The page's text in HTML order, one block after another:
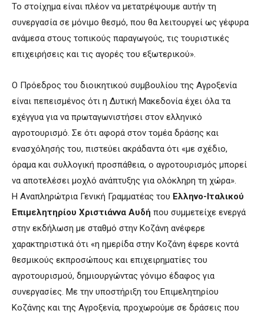
Το στοίχημα είναι πλέον να μετατρέψουμε αυτήν τη
συνεργασία σε μόνιμο θεσμό, που θα λειτουργεί ως γέφυρα
ανάμεσα στους τοπικούς παραγωγούς, τις τουριστικές
επιχειρήσεις και τις αγορές του εξωτερικού».
Ο Πρόεδρος του διοικητικού συμβουλίου της Αγροξενία
είναι πεπεισμένος ότι η Δυτική Μακεδονία έχει όλα τα
εχέγγυα για να πρωταγωνιστήσει στον ελληνικό
αγροτουρισμό. Σε ότι αφορά στον τομέα δράσης και
ενασχόλησής του, πιστεύει ακράδαντα ότι «με σχέδιο,
όραμα και συλλογική προσπάθεια, ο αγροτουρισμός μπορεί
να αποτελέσει μοχλό ανάπτυξης για ολόκληρη τη χώρα».
Η Αναπληρώτρια Γενική Γραμματέας του Ελληνο-Ιταλικού
Επιμελητηρίου Χριστιάννα Αυδή που συμμετείχε ενεργά
στην εκδήλωση με σταθμό στην Κοζάνη ανέφερε
χαρακτηριστικά ότι «η ημερίδα στην Κοζάνη έφερε κοντά
θεσμικούς εκπροσώπους και επιχειρηματίες του
αγροτουρισμού, δημιουργώντας γόνιμο έδαφος για
συνεργασίες. Με την υποστήριξη του Επιμελητηρίου
Κοζάνης και της Αγροξενία, προχωρούμε σε δράσεις που